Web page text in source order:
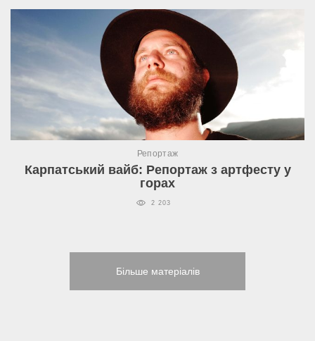
Репортаж
Карпатський вайб: Репортаж з артфесту у
горах
2 203
Більше матеріалів